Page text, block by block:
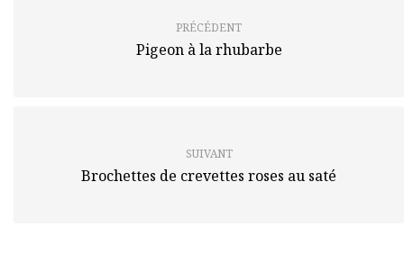
PRÉCÉDENT
Pigeon à la rhubarbe
SUIVANT
Brochettes de crevettes roses au saté